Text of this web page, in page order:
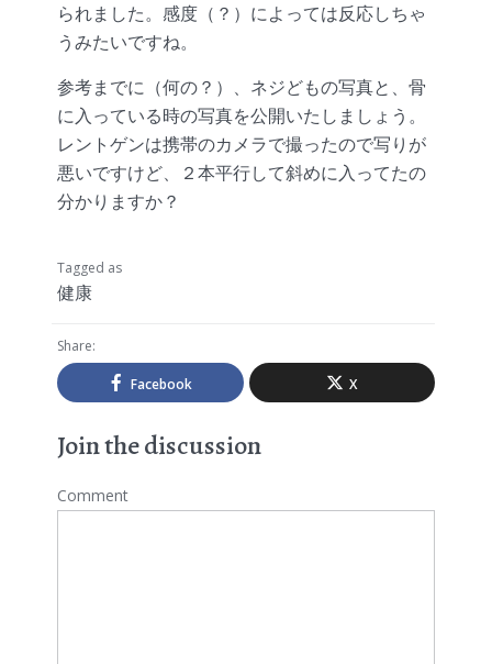
られました。感度（？）によっては反応しちゃ
うみたいですね。
参考までに（何の？）、ネジどもの写真と、骨
に入っている時の写真を公開いたしましょう。
レントゲンは携帯のカメラで撮ったので写りが
悪いですけど、２本平行して斜めに入ってたの
分かりますか？
Tagged as
健康
Share:
Facebook X
Join the discussion
Comment